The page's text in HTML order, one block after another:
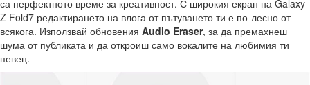
са перфектното време за креативност. С широкия екран на Galaxy
Z Fold7 редактирането на влога от пътуването ти е по-лесно от
всякога. Използвай обновения Audio Eraser, за да премахнеш
шума от публиката и да откроиш само вокалите на любимия ти
певец.